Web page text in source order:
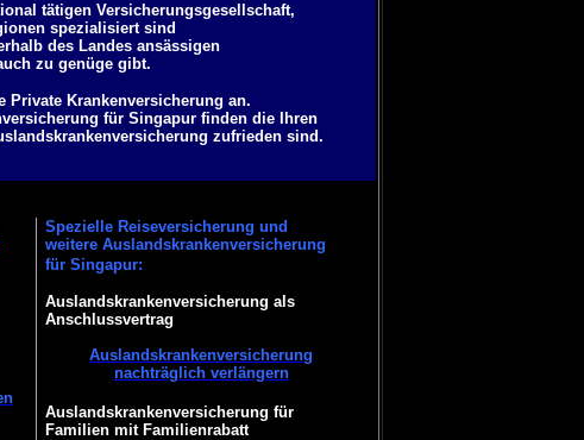
tätigen Versicherungsgesellschaft,
spezialisiert sind
des Landes ansässigen
zu genüge gibt.
Private Krankenversicherung an.
für Singapur finden die Ihren
zufrieden sind.
Spezielle Reiseversicherung und
weitere Auslandskrankenversicherung
für Singapur:
Auslandskrankenversicherung als
Anschlussvertrag
Auslandskrankenversicherung
nachträglich verlängern
Auslandskrankenversicherung für
Familien mit Familienrabatt